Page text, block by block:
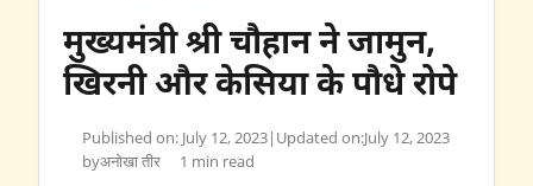
मुख्यमंत्री श्री चौहान ने जामुन,
खिरनी और केसिया के पौधे रोपे
Published on: July 12, 2023| Updated on:July 12, 2023
byअनोखा तीर 1 min read